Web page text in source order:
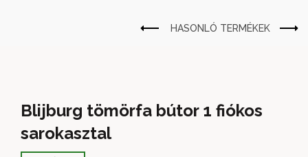
Blijburg tömörfa bútor 1 fiókos
sarokasztal